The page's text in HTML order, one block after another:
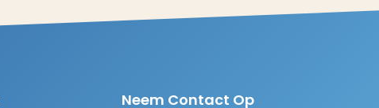
Neem Contact Op